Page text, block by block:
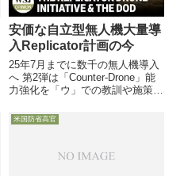
安価な自立型無人機大量導
入Replicator計画の今
25年7月までに数千の無人機導入
へ 第2弾は「Counter-Drone」能
力強化を「ウ」での教訓や施策推
12日付米空軍協会 web 記事が、
Hicks 国防副長官が2023年9月に
米国防省高官